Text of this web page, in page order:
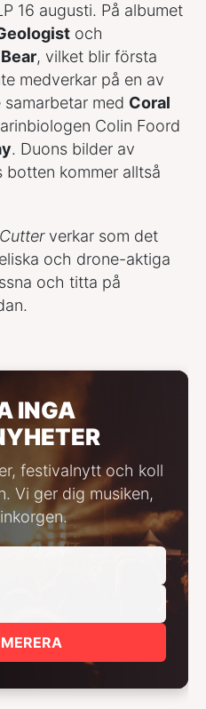
16 augusti. På albumet
och
, vilket blir första
medverkar på en av
med Coral
Colin Foord
. Duons bilder av
botten kommer alltså
verkar som det
och drone-aktiga
och titta på
INGA
festivalnytt och koll
Vi ger dig musiken,